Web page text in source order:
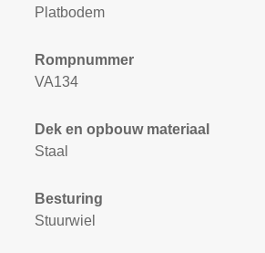
Platbodem
Rompnummer
VA134
Dek en opbouw materiaal
Staal
Besturing
Stuurwiel